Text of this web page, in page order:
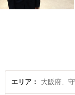
エリア 大阪府、